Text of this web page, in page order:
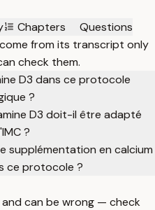
Chapters
Questions
from its transcript only
check them.
D3 dans ce protocole
?
D3 doit-il être adapté
?
supplémentation en calcium
ce protocole ?
can be wrong — check